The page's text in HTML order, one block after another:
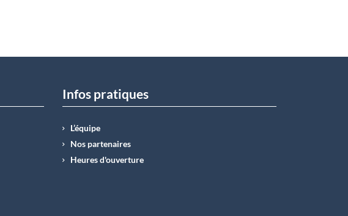
Infos pratiques
L’équipe
Nos partenaires
Heures d'ouverture